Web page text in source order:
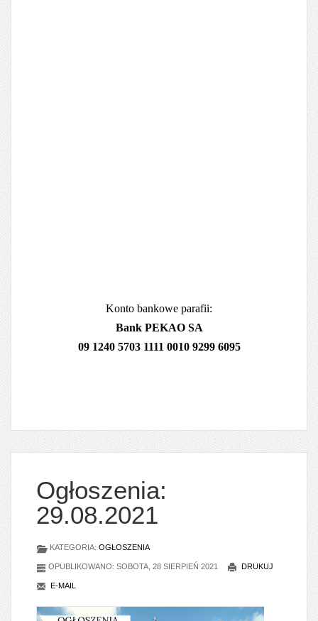
Konto bankowe parafii:
Bank PEKAO SA
09 1240 5703 1111 0010 9299 6095
Ogłoszenia:
29.08.2021
KATEGORIA: OGŁOSZENIA
OPUBLIKOWANO: SOBOTA, 28 SIERPIEŃ 2021 DRUKUJ
E-MAIL